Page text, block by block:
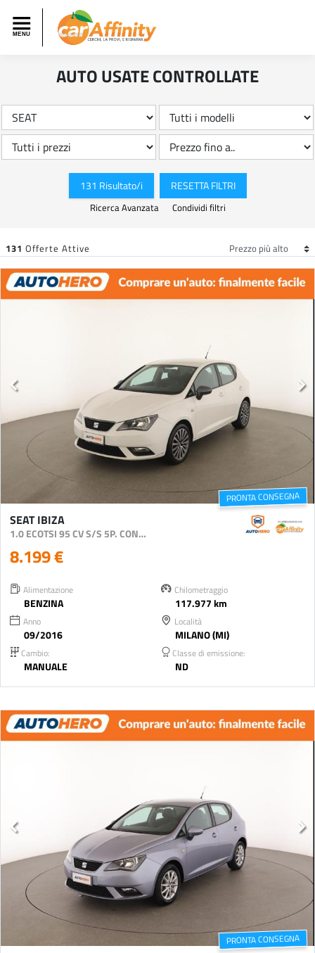
AUTO USATE CONTROLLATE
131 Risultato/i RESETTA FILTRI
Ricerca Avanzata Condividi filtri
131 Offerte Attive
PRONTA CONSEGNA
SEAT IBIZA
1.0 ECOTSI 95 CV S/S 5P. CONNECT GOLD
8.199 €
Alimentazione
BENZINA
Chilometraggio
117.977 km
Anno
09/2016
Località
MILANO (MI)
Cambio:
MANUALE
Classe di emissione:
ND
PRONTA CONSEGNA